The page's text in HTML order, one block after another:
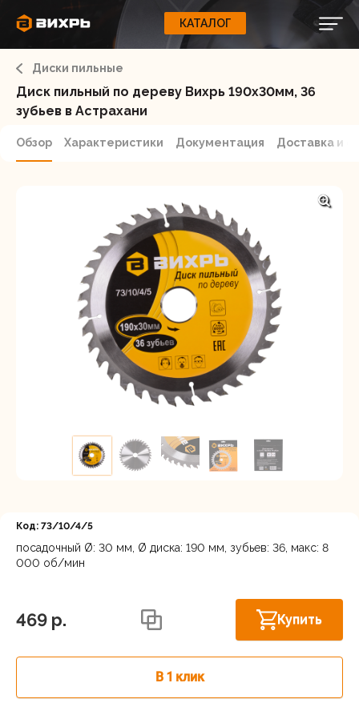
КАТАЛОГ
КАТАЛОГ
Вход
О бренде
Блог
Свернуть
ЭЛЕКТРОИНСТРУМЕНТЫ
ИНСТРУМЕНТ
СЕЛЬХОЗТЕХНИКА
ОБОРУДОВАНИЕ
Диски пильные
Диск пильный по дереву Вихрь 190х30мм, 36
зубьев в Астрахани
Обзор Характеристики Документация Доставка и
Код: 73/10/4/5
посадочный Ø: 30 мм, Ø диска: 190 мм, зубьев: 36, макс: 8
000 об/мин
469 p. Купить
В 1 клик
Забыли пароль?
Регистрация
ВАШ ЗАКАЗ
Корзина